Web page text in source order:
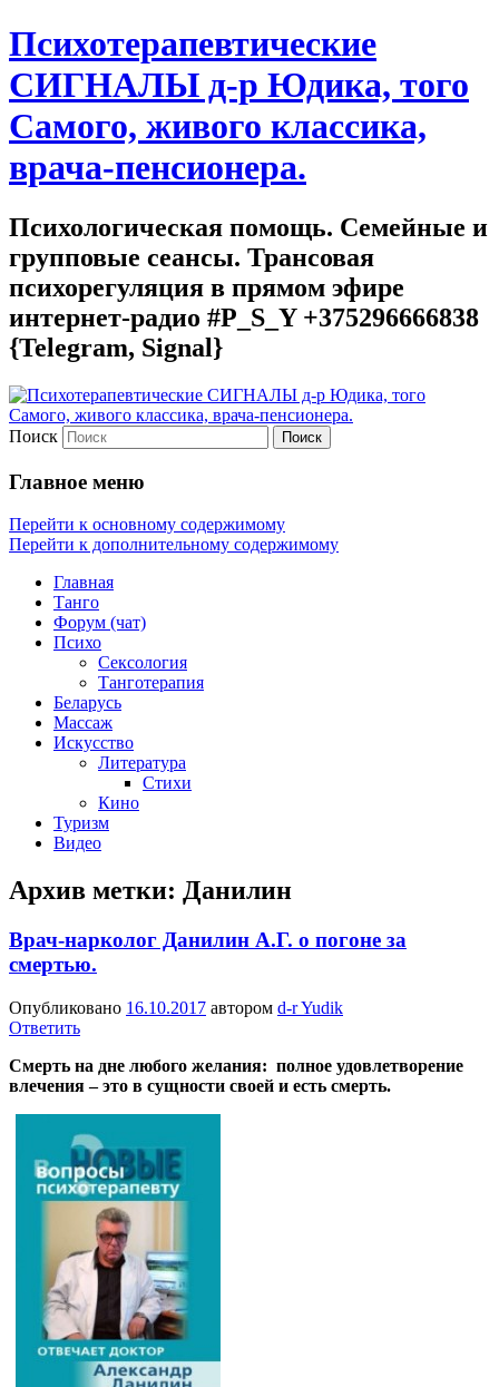
Психотерапевтические
СИГНАЛЫ д-р Юдика, того
Самого, живого классика,
врача-пенсионера.
Психологическая помощь. Семейные и
групповые сеансы. Трансовая
психорегуляция в прямом эфире
интернет-радио #P_S_Y +375296666838
{Telegram, Signal}
Поиск
Главное меню
Перейти к основному содержимому
Перейти к дополнительному содержимому
Главная
Танго
Форум (чат)
Психо
Сексология
Танготерапия
Беларусь
Массаж
Искусство
Литература
Стихи
Кино
Туризм
Видео
Архив метки: Данилин
Врач-нарколог Данилин А.Г. о погоне за
смертью.
Опубликовано 16.10.2017 автором d-r Yudik
Ответить
Cмерть на дне любого желания: полное удовлетворение
влечения – это в сущности своей и есть смерть.